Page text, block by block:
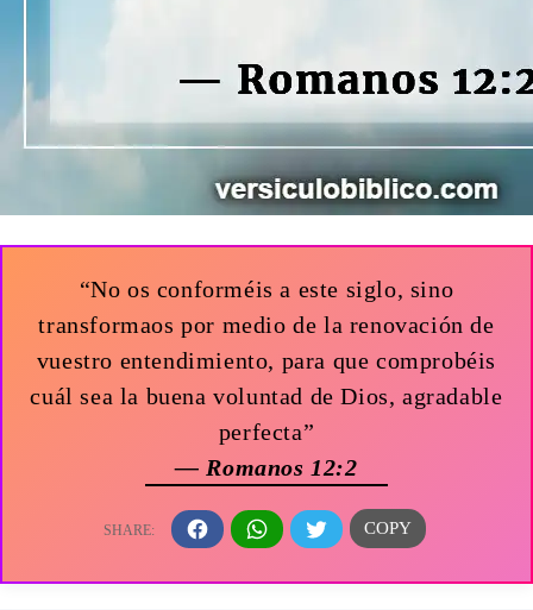
“No os conforméis a este siglo, sino
transformaos por medio de la renovación de
vuestro entendimiento, para que comprobéis
cuál sea la buena voluntad de Dios, agradable
perfecta”
— Romanos 12:2